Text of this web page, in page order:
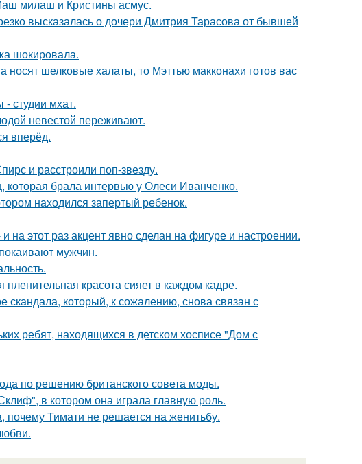
милаш и Кристины асмус.
высказалась о дочери Дмитрия Тарасова от бывшей
шокировала.
шелковые халаты, то Мэттью макконахи готов вас
- студии мхат.
невестой переживают.
вперёд.
и расстроили поп-звезду.
брала интервью у Олеси Иванченко.
находился запертый ребенок.
этот раз акцент явно сделан на фигуре и настроении.
мужчин.
красота сияет в каждом кадре.
скандала, который, к сожалению, снова связан с
ребят, находящихся в детском хосписе "Дом с
по решению британского совета моды.
в котором она играла главную роль.
Тимати не решается на женитьбу.